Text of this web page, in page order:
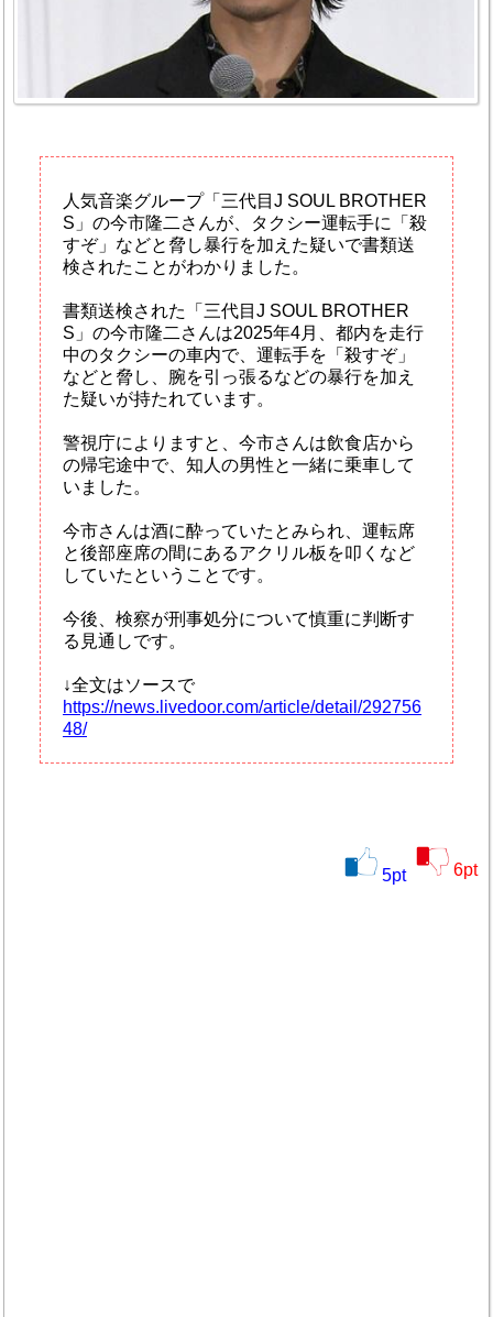
人気音楽グループ「三代目J SOUL BROTHER
S」の今市隆二さんが、タクシー運転手に「殺
すぞ」などと脅し暴行を加えた疑いで書類送
検されたことがわかりました。
書類送検された「三代目J SOUL BROTHER
S」の今市隆二さんは2025年4月、都内を走行
中のタクシーの車内で、運転手を「殺すぞ」
などと脅し、腕を引っ張るなどの暴行を加え
た疑いが持たれています。
警視庁によりますと、今市さんは飲食店から
の帰宅途中で、知人の男性と一緒に乗車して
いました。
今市さんは酒に酔っていたとみられ、運転席
と後部座席の間にあるアクリル板を叩くなど
していたということです。
今後、検察が刑事処分について慎重に判断す
る見通しです。
↓全文はソースで
https://news.livedoor.com/article/detail/292756
48/
5pt 6pt